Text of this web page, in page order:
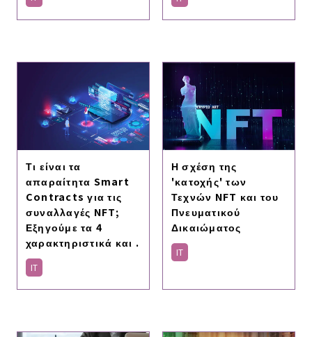
Τι είναι τα
απαραίτητα Smart
Contracts για τις
συναλλαγές NFT;
Εξηγούμε τα 4
χαρακτηριστικά και .
IT
Η σχέση της
'κατοχής' των
Τεχνών NFT και του
Πνευματικού
Δικαιώματος
IT